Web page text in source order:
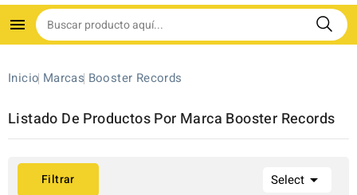

Inicio Marcas Booster Records
Listado De Productos Por Marca Booster Records
Filtrar Select 